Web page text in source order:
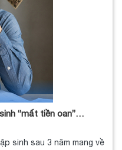
“mất tiền oan”…
sinh sau 3 năm mang về